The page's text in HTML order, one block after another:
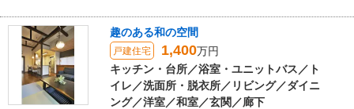
趣のある和の空間
戸建住宅 1,400万円
キッチン・台所／浴室・ユニットバス／ト
イレ／洗面所・脱衣所／リビング／ダイニ
ング／洋室／和室／玄関／廊下